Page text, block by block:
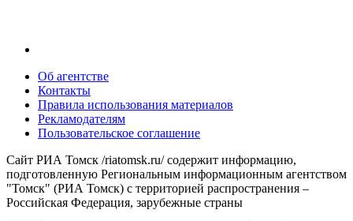
Об агентстве
Контакты
Правила использования материалов
Рекламодателям
Пользовательское соглашение
Сайт РИА Томск /riatomsk.ru/ содержит информацию,
подготовленную Региональным информационным агентством
"Томск" (РИА Томск) с территорией распространения –
Российская Федерация, зарубежные страны